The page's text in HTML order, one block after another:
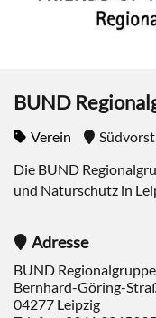
BUND
Verein
Die BUND
und Naturschutz in
Adresse
BUND
Bernhard-Göring-
04277 Leipzig